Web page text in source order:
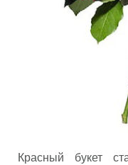
Красный букет